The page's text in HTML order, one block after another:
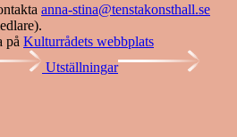
anna-stina@tenstakonsthall.se
på Kulturrådets webbplats
Utställningar